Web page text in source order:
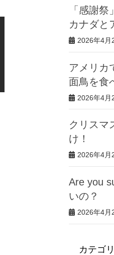
「感謝
カナダと
2026年4月
アメリカ
面鳥を食
2026年4月
クリスマ
け！
2026年4月
Are you
いの？
2026年4月
カテゴ